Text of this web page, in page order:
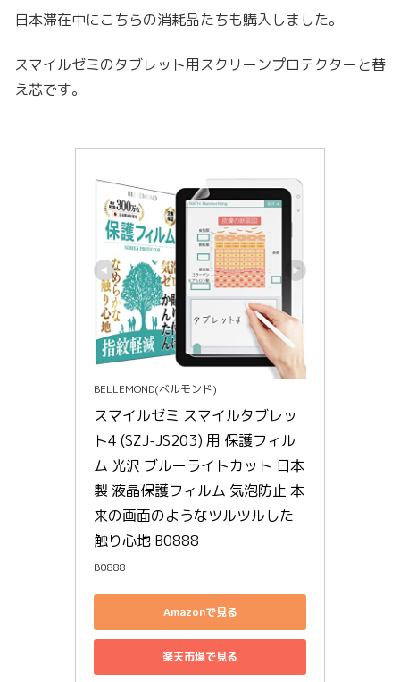
日本滞在中にこちらの消耗品たちも購入しました。
スマイルゼミのタブレット用スクリーンプロテクターと替
え芯です。
BELLEMOND(ベルモンド)
スマイルゼミ スマイルタブレッ
ト4 (SZJ-JS203) 用 保護フィル
ム 光沢 ブルーライトカット 日本
製 液晶保護フィルム 気泡防止 本
来の画面のようなツルツルした
触り心地 B0888
B0888
Amazonで見る
楽天市場で見る